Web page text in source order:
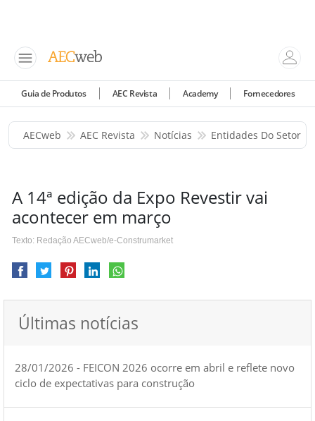
Guia de Produtos AEC Revista Academy Fornecedores
AECweb AEC Revista Notícias Entidades Do Setor
A 14ª edição da Expo Revestir vai
acontecer em março
Texto: Redação AECweb/e-Construmarket
Últimas notícias
28/01/2026 - FEICON 2026 ocorre em abril e reflete novo
ciclo de expectativas para construção